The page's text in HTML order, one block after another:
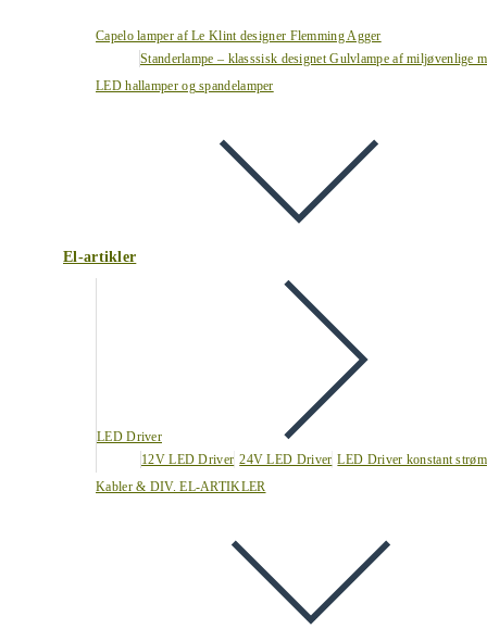
Capelo lamper af Le Klint designer Flemming Agger
Standerlampe – klasssisk designet Gulvlampe af miljøvenlige
LED hallamper og spandelamper
El-artikler
LED Driver
12V LED Driver 24V LED Driver LED Driver konstant strøm
Kabler & DIV. EL-ARTIKLER